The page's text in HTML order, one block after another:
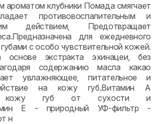
клубники Помада смягчает
противовоспалительным и
действием, Предотвращает
для ежедневного
с особо чувствительной кожей.
основе экстракта эхинацеи, без
содержанию масла какао
увлажняющее, питательное и
на кожу губ.Витамин А
кожу губ от сухости и
Е - природный УФ-фильтр -
н